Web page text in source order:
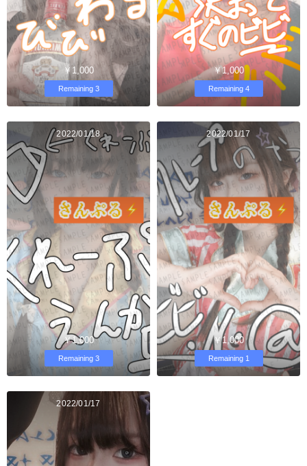
￥1,000
Remaining 3
￥1,000
Remaining 4
2022/01/18
￥1,000
Remaining 3
2022/01/17
￥1,000
Remaining 1
2022/01/17